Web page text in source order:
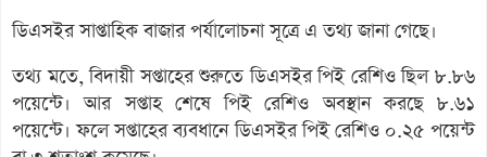
ডিএসইর সাপ্তাহিক বাজার পর্যালোচনা সূত্রে এ তথ্য জানা গেছে।
তথ্য মতে, বিদায়ী সপ্তাহের শুরুতে ডিএসইর পিই রেশিও ছিল ৮.৮৬
পয়েন্টে। আর সপ্তাহ শেষে পিই রেশিও অবস্থান করছে ৮.৬১
পয়েন্টে। ফলে সপ্তাহের ব্যবধানে ডিএসইর পিই রেশিও ০.২৫ পয়েন্ট